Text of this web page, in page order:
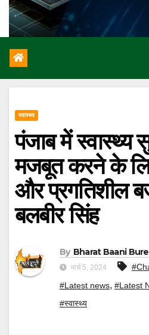
स्वास्थ्य
पंजाब में स्वास्थ्य
मजबूत करने के
और प्रगतिशील
बलबीर सिंह
By Bharat Baani
मार्च 5, 2024
#Latest news, #Latest
#स्वास्थ्य